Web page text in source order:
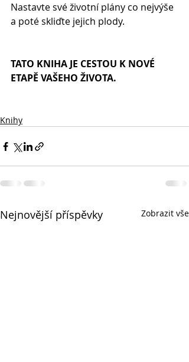
Nastavte své životní plány co nejvýše
a poté skliďte jejich plody.
TATO KNIHA JE CESTOU K NOVÉ
ETAPĚ VAŠEHO ŽIVOTA.
Knihy
Nejnovější příspěvky Zobrazit vše